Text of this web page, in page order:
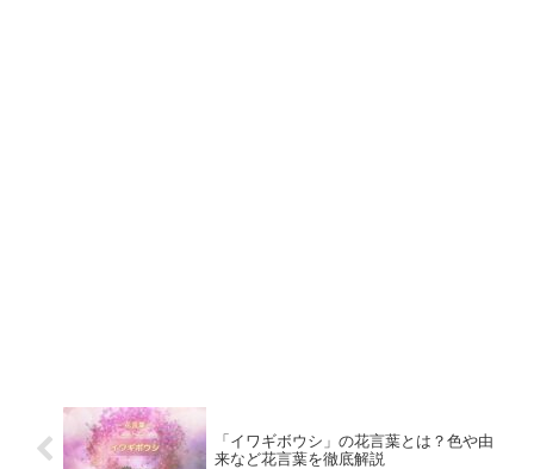
「イワギボウシ」の花言葉とは？色や由
来など花言葉を徹底解説